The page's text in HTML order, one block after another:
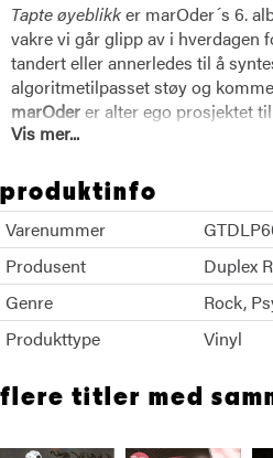
Tapte øyeblikker marOder´s 6.
vakre vi går glipp av i hverdagen
tandert eller annerledes til å
algoritmetilpasset støy og
marOderer alter ego prosjektet til
også kjent fra bla.
Duplex Records. I marOder
inn, mixer, produserer og klipper
Denne gangen har han også
silketrykk.
Faste medlemmer i bandet er de
Hassel
på orgel og synter og
trommer og klokkespill.
Vis mer...
produktinfo
Varenummer
Produsent
Duplex
Genre
Rock
Produkttype
Vinyl
flere titler med